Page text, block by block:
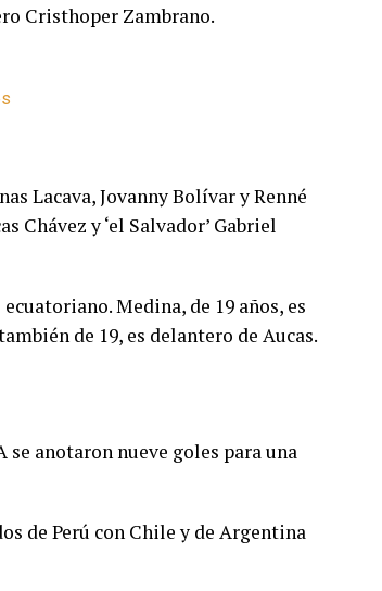
Cristhoper Zambrano.
Lacava, Jovanny Bolívar y Renné
Chávez y ‘el Salvador’ Gabriel
Medina, de 19 años, es
de 19, es delantero de Aucas.
anotaron nueve goles para una
de Perú con Chile y de Argentina